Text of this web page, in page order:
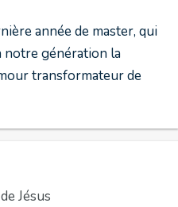
année de master, qui
notre génération la
transformateur de
Jésus